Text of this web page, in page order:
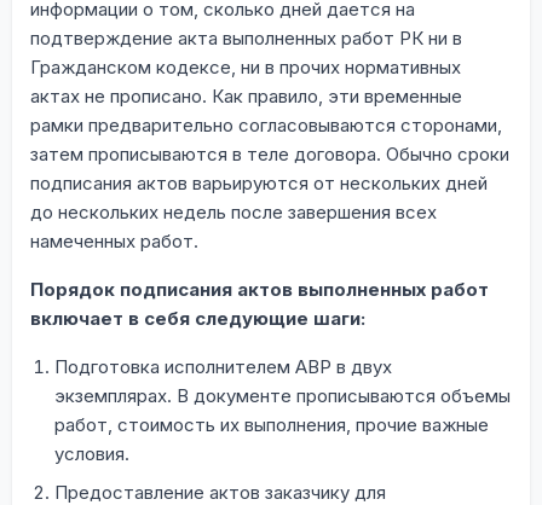
информации о том, сколько дней дается на
подтверждение акта выполненных работ РК ни в
Гражданском кодексе, ни в прочих нормативных
актах не прописано. Как правило, эти временные
рамки предварительно согласовываются сторонами,
затем прописываются в теле договора. Обычно сроки
подписания актов варьируются от нескольких дней
до нескольких недель после завершения всех
намеченных работ.
Порядок подписания актов выполненных работ
включает в себя следующие шаги:
Подготовка исполнителем АВР в двух
экземплярах. В документе прописываются объемы
работ, стоимость их выполнения, прочие важные
условия.
Предоставление актов заказчику для